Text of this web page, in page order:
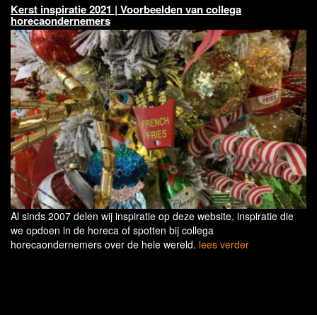
Kerst inspiratie 2021 | Voorbeelden van collega
horecaondernemers
Al sinds 2007 delen wij inspiratie op deze website, inspiratie die
we opdoen in de horeca of spotten bij collega
horecaondernemers over de hele wereld. lees verder